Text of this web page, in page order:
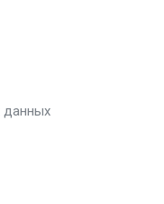
данных